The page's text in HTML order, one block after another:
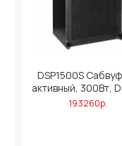
DSP1500S
активный, 300Вт,
193260р.